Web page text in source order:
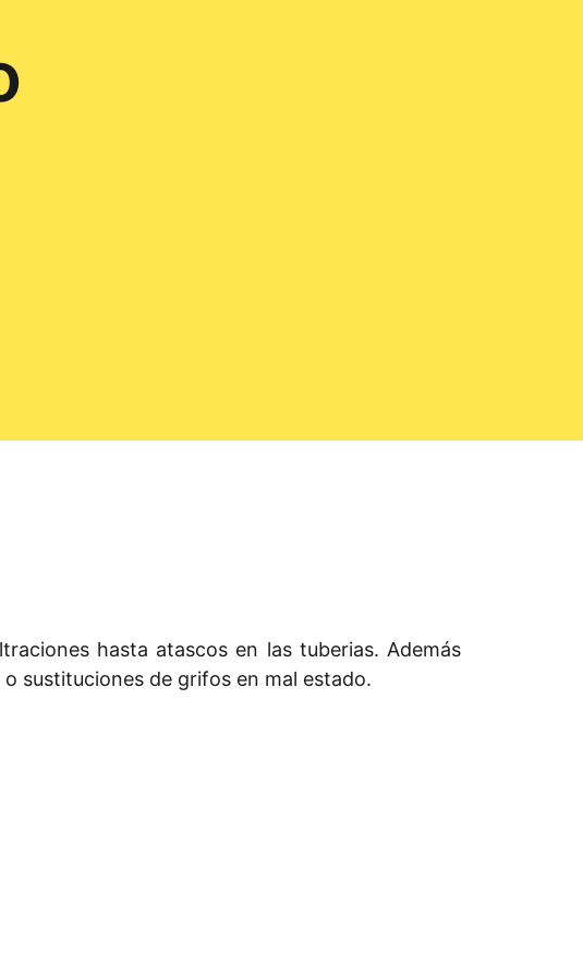
hasta atascos en las tuberias. Además
sustituciones de grifos en mal estado.